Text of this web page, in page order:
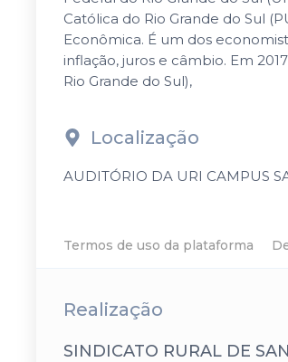
Católica do Rio Grande do Sul
Econômica. É um dos
inflação, juros e câmbio. Em
Rio Grande do Sul),
Localização
AUDITÓRIO DA URI CAMPUS
Termos de uso da plataforma
Realização
SINDICATO RURAL DE